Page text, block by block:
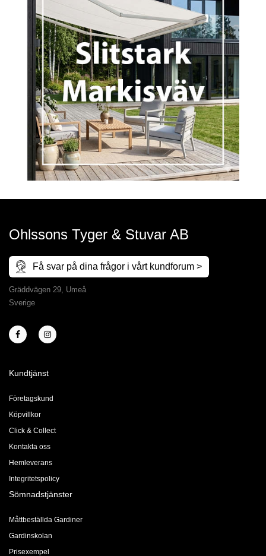
Ohlssons Tyger & Stuvar AB
Få svar på dina frågor i vårt kundforum >
Gräddvägen 29, Umeå
Sverige
Kundtjänst
Företagskund
Köpvillkor
Click & Collect
Kontakta oss
Hemleverans
Integritetspolicy
Sömnadstjänster
Måttbeställda Gardiner
Gardinskolan
Prisexempel